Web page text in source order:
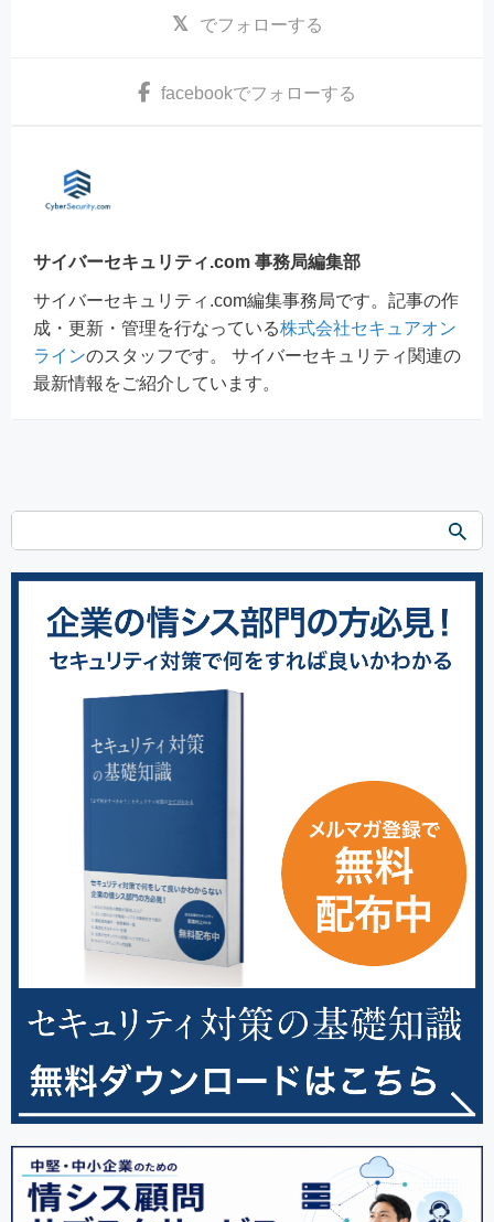
でフォローする
facebookでフォローする
サイバーセキュリティ.com 事務局編集部
サイバーセキュリティ.com編集事務局です。記事の作
成・更新・管理を行なっている株式会社セキュアオン
ラインのスタッフです。 サイバーセキュリティ関連の
最新情報をご紹介しています。